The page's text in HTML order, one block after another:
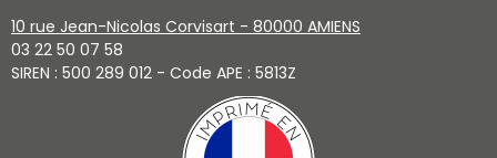
10 rue Jean-Nicolas Corvisart - 80000 AMIENS
03 22 50 07 58
SIREN : 500 289 012 - Code APE : 5813Z